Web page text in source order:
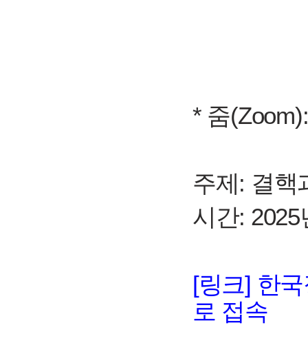
* 줌(Zoom):
주제: 결핵
시간:
[링크] 한
로 접속